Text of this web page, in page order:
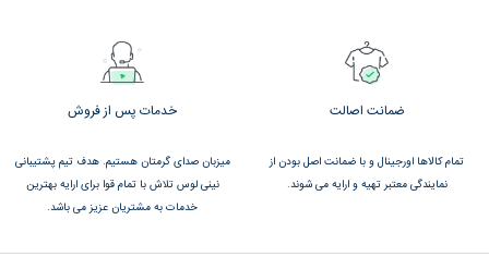
ضمانت اصالت
تمام کالاها اورجینال و با ضمانت اصل بودن از
نمایندگی معتبر تهیه و ارایه می شوند.
خدمات پس از فروش
میزبان صدای گرمتان هستیم. هدف تیم پشتیبانی
نینی لوس تلاش با تمام قوا برای ارایه بهترین
خدمات به مشتریان عزیز می باشد.